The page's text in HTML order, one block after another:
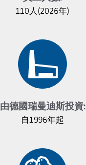
110人(2026年)
由德國瑞曼迪斯投資:
自1996年起